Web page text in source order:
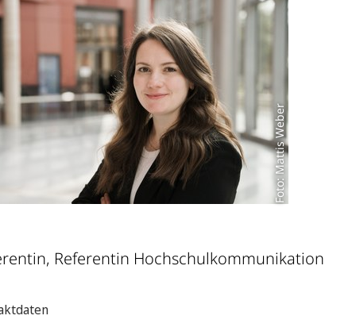
Foto: Mattis Weber
Referentin Hochschulkommunikation